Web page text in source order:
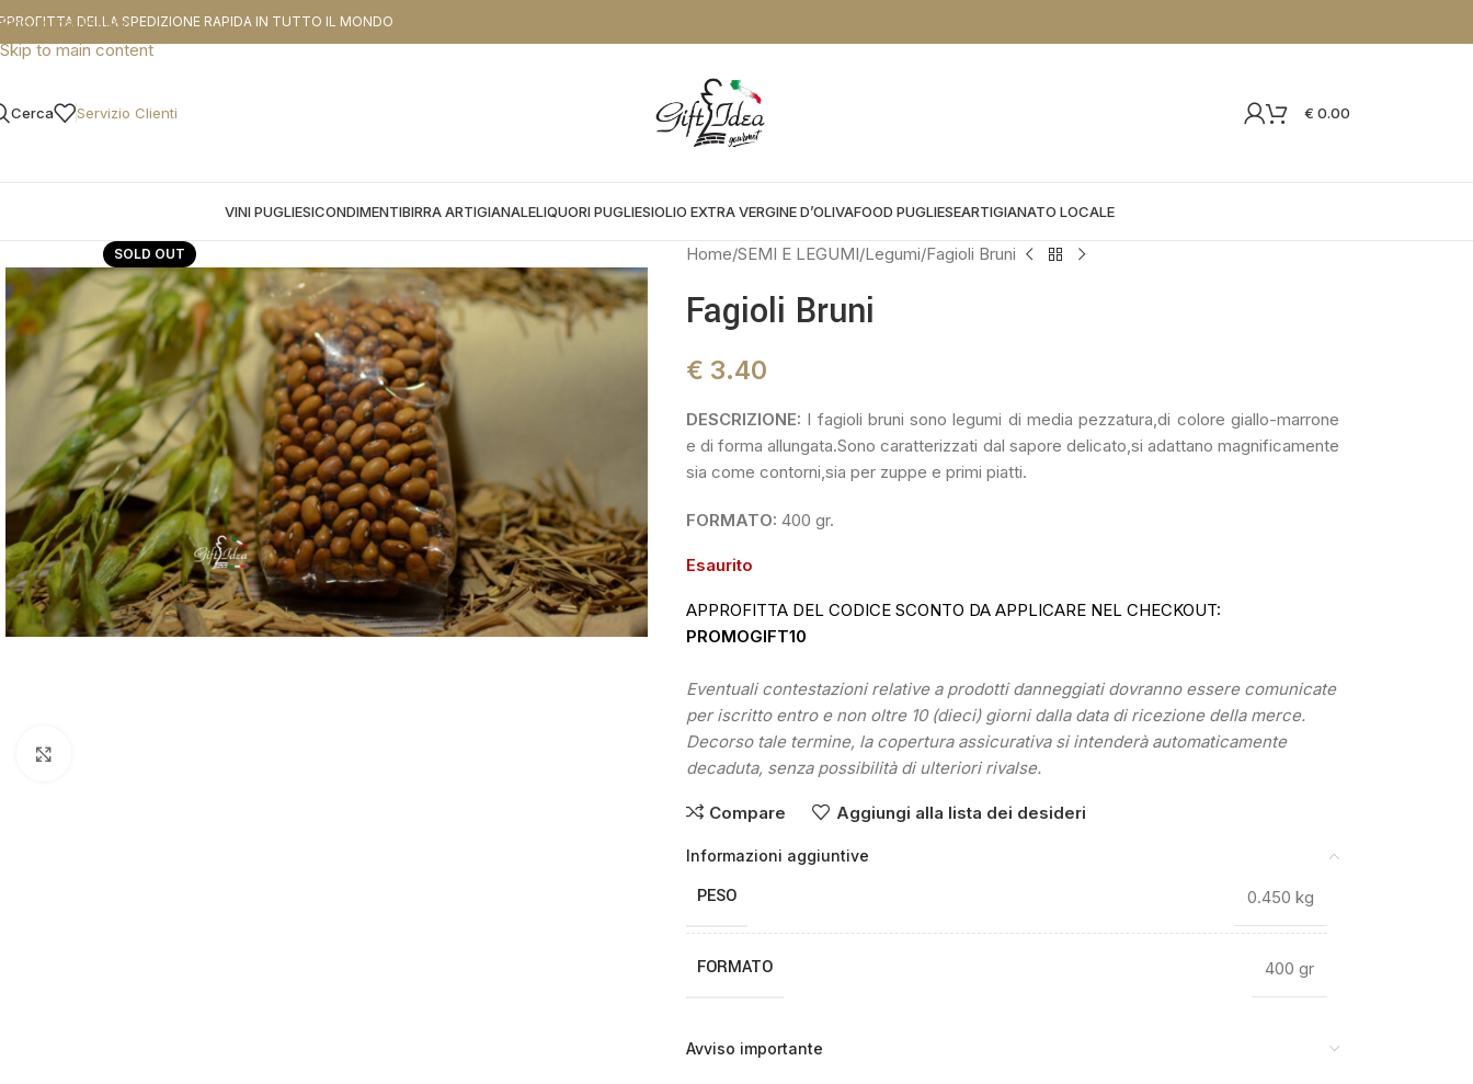
Skip to navigation
Skip to main content
DELLA SPEDIZIONE RAPIDA IN TUTTO IL MONDO
Cerca Servizio Clienti € 0.00
VINI PUGLIESICONDIMENTIBIRRA ARTIGIANALELIQUORI PUGLIESIOLIO EXTRA VERGINE D’OLIVAFOOD PUGLIESEARTIGIANATO LOCALE
SOLD OUT Home SEMI E LEGUMI Legumi Fagioli Bruni
Fagioli Bruni
€ 3.40
DESCRIZIONE: I fagioli bruni sono legumi di media pezzatura,di colore giallo-marrone
e di forma allungata.Sono caratterizzati dal sapore delicato,si adattano magnificamente
sia come contorni,sia per zuppe e primi piatti.
FORMATO: 400 gr.
Esaurito
APPROFITTA DEL CODICE SCONTO DA APPLICARE NEL CHECKOUT:
PROMOGIFT10
Eventuali contestazioni relative a prodotti danneggiati dovranno essere comunicate
per iscritto entro e non oltre 10 (dieci) giorni dalla data di ricezione della merce.
Decorso tale termine, la copertura assicurativa si intenderà automaticamente
decaduta, senza possibilità di ulteriori rivalse.
Compare Aggiungi alla lista dei desideri
Informazioni aggiuntive
PESO 0.450 kg
FORMATO 400 gr
Avviso importante